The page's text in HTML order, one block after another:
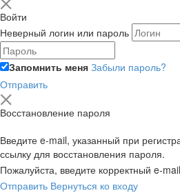
Войти
Неверный логин или пароль
Запомнить меня Забыли пароль?
Отправить
Восстановление пароля
Введите e-mail, указанный при
ссылку для восстановления пароля.
Пожалуйста, введите корректный e-mail
Отправить Вернуться ко входу